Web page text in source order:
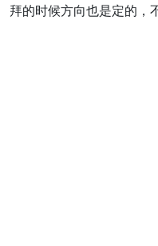
拜的时候方向也是定的，